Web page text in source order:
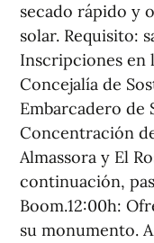
secado rápido y
solar. Requisito:
Inscripciones en
Concejalía de
Embarcadero de
Concentración
Almassora y El
continuación,
Boom.12:00h:
su monumento.